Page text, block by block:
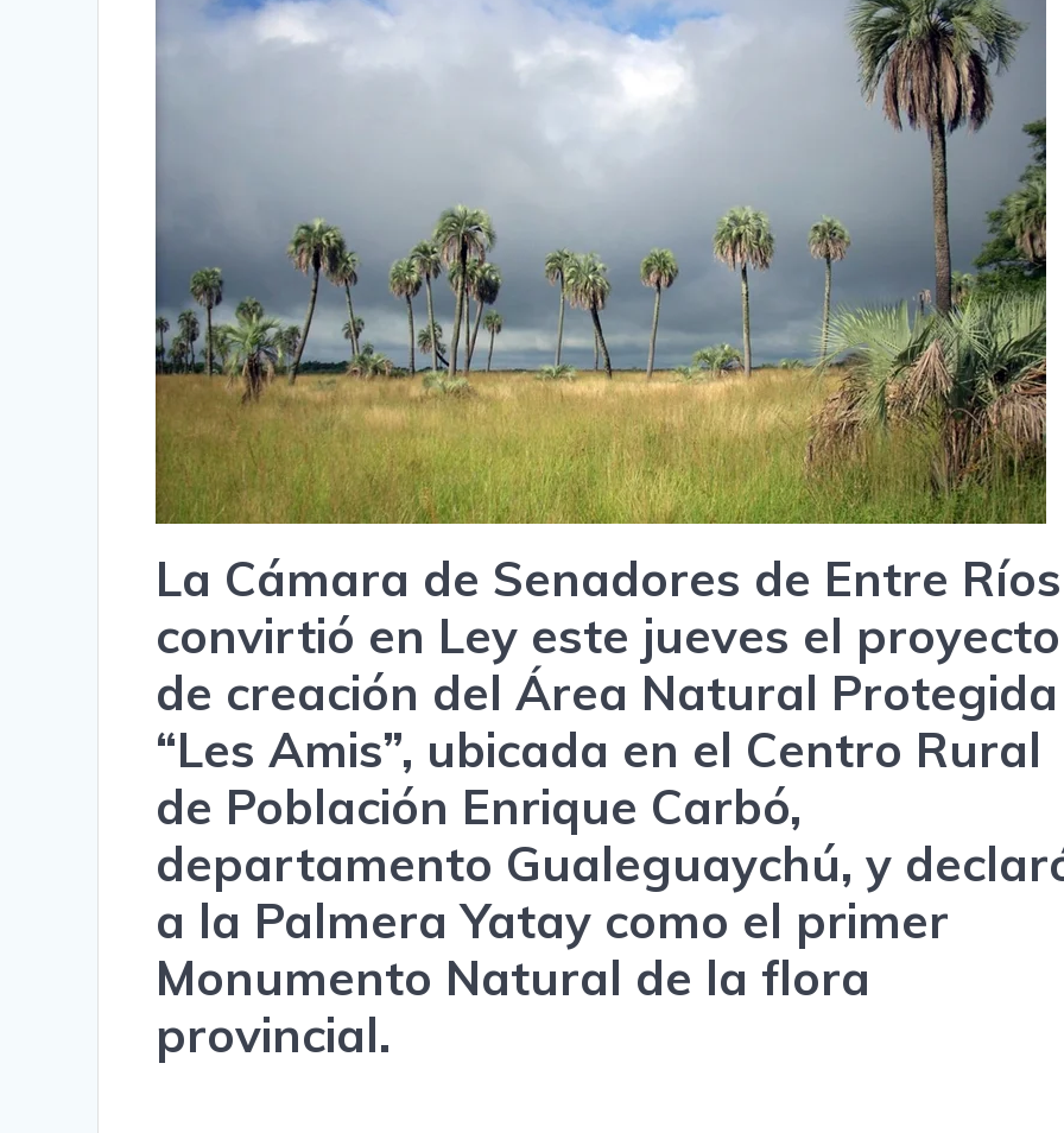
La Cámara de Senadores de Entre Ríos
convirtió en Ley este jueves el proyecto
de creación del Área Natural Protegida
“Les Amis”, ubicada en el Centro Rural
de Población Enrique Carbó,
departamento Gualeguaychú, y
a la Palmera Yatay como el primer
Monumento Natural de la flora
provincial.